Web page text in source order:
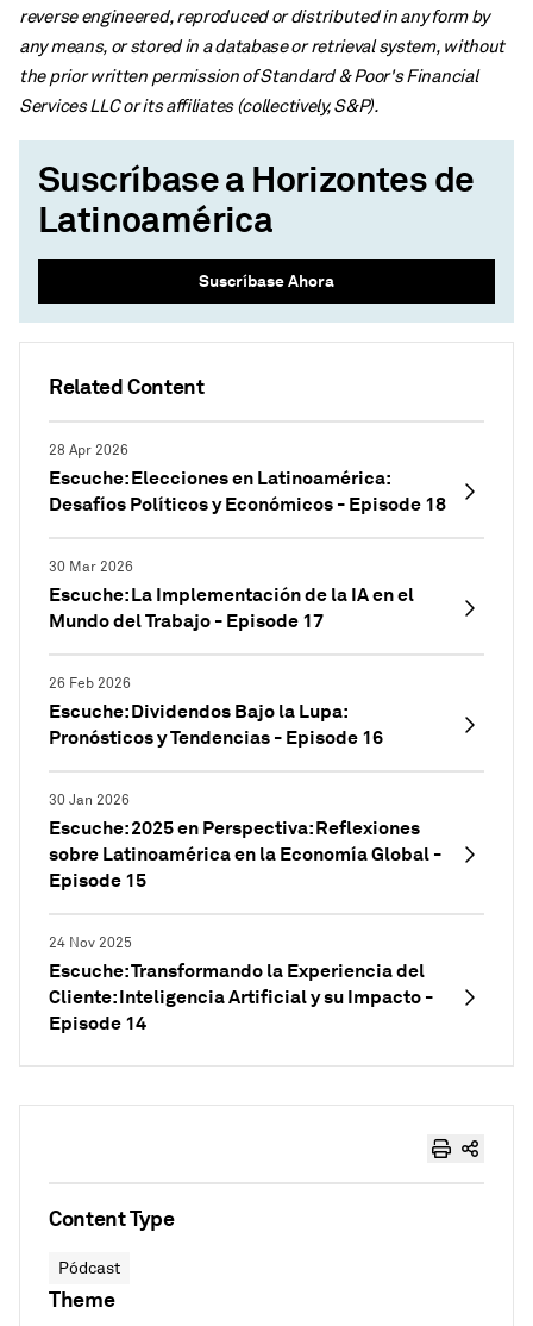
Related Content
28 Apr 2026
Escuche: Elecciones en Latinoamérica:
Desafíos Políticos y Económicos - Episode 18
30 Mar 2026
Escuche: La Implementación de la IA en el
Mundo del Trabajo - Episode 17
26 Feb 2026
Escuche: Dividendos Bajo la Lupa:
Pronósticos y Tendencias - Episode 16
30 Jan 2026
Escuche: 2025 en Perspectiva: Reflexiones
sobre Latinoamérica en la Economía Global -
Episode 15
24 Nov 2025
Escuche: Transformando la Experiencia del
Cliente: Inteligencia Artificial y su Impacto -
Episode 14
reverse engineered, reproduced or distributed in any form by
any means, or stored in a database or retrieval system, without
the prior written permission of Standard & Poor's Financial
Services LLC or its affiliates (collectively, S&P).
Suscríbase a Horizontes de
Latinoamérica
Suscríbase Ahora
Content Type
Pódcast
Theme